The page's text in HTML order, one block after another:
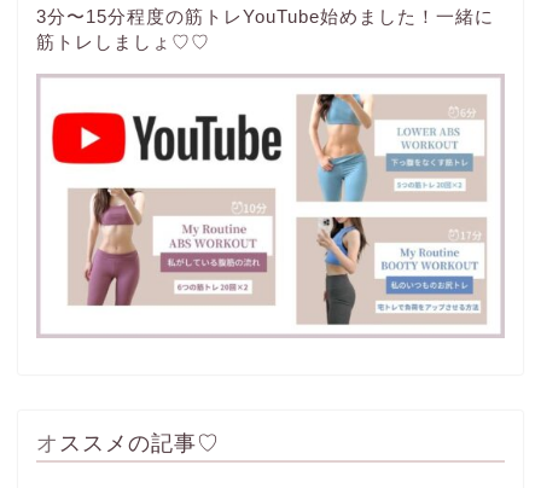
3分〜15分程度の筋トレYouTube始めました！一緒に
筋トレしましょ♡♡
オススメの記事♡